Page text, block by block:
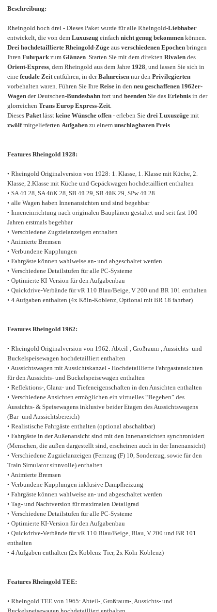
Beschreibung:
Rheingold hoch drei - Dieses Paket wurde für alle Rheingold-Liebhaber
entwickelt, die von dem Luxuszug einfach nicht genug bekommen können.
Drei hochdetaillierte Rheingold-Züge aus verschiedenen Epochen bringen
Ihren Fuhrpark zum Glänzen . Starten Sie mit dem direkten Rivalen des
Orient-Express , dem Rheingold aus dem Jahre 1928 , und lassen Sie sich in
eine feudale Zeit entführen, in derBahnreisen nur den Privilegierten
vorbehalten waren. Führen Sie Ihre Reise in den neu geschaffenen 1962er-
Wagen der Deutschen-Bundesbahn fort und beenden Sie das Erlebnis in der
glorreichen Trans Europ Express-Zeit
Dieses Paket lässt keine Wünsche offen - erleben Sie drei Luxuszüge mit
zwölfmitgelieferten Aufgaben zu einem unschlagbaren Preis
Features Rheingold 1928:
• Rheingold Originalversion von 1928: 1. Klasse, 1. Klasse mit Küche, 2.
Klasse, 2.Klasse mit Küche und Gepäckwagen hochdetailliert enthalten
• SA 4ü 28, SA 4üK 28, SB 4ü 29, SB 4üK 29, SPw 4ü 28
• alle Wagen haben Innenansichten und sind begehbar
• Inneneinrichtung nach originalen Bauplänen gestaltet und seit fast 100
Jahren erstmals begehbar
• Verschiedene Zugzielanzeigen enthalten
• Animierte Bremsen
• Verbundene Kupplungen
• Fahrgäste können wahlweise an- und abgeschaltet werden
• Verschiedene Detailstufen für alle PC-Systeme
• Optimierte KI-Version für den Aufgabenbau
• Quickdrive-Verbände für vR 110 Blau/Beige, V 200 und BR 101 enthalten
• 4 Aufgaben enthalten (4x Köln-Koblenz, Optional mit BR 18 fahrbar)
Features Rheingold 1962:
• Rheingold Originalversion von 1962: Abteil-, Großraum-, Aussichts- und
Buckelspeisewagen hochdetailliert enthalten
• Aussichtswagen mit Aussichtskanzel - Hochdetaillierte Fahrgastansichten
für den Aussichts- und Buckelspeisewagen enthalten
• Reflektions-, Glanz- und Tiefeneigenschaften in den Ansichten enthalten
• Verschiedene Ansichten ermöglichen ein virtuelles “Begehen” des
Aussichts- & Speisewagens inklusive beider Etagen des Aussichtswagens
(Bar- und Aussichtsbereich)
• Realistische Fahrgäste enthalten (optional abschaltbar)
• Fahrgäste in der Außenansicht sind mit den Innenansichten synchronisiert
(Menschen, die außen dargestellt sind, erscheinen auch in der Innenansicht)
• Verschiedene Zugzielanzeigen (Fernzug (F) 10, Sonderzug, sowie für den
Train Simulator sinnvolle) enthalten
• Animierte Bremsen
• Verbundene Kupplungen inklusive Dampfheizung
• Fahrgäste können wahlweise an- und abgeschaltet werden
• Tag- und Nachtversion für maximalen Detailgrad
• Verschiedene Detailstufen für alle PC-Systeme
• Optimierte KI-Version für den Aufgabenbau
• Quickdrive-Verbände für vR 110 Blau/Beige, Blau, V 200 und BR 101
enthalten
• 4 Aufgaben enthalten (2x Koblenz-Tier, 2x Köln-Koblenz)
Features Rheingold TEE:
• Rheingold TEE von 1965: Abteil-, Großraum-, Aussichts- und